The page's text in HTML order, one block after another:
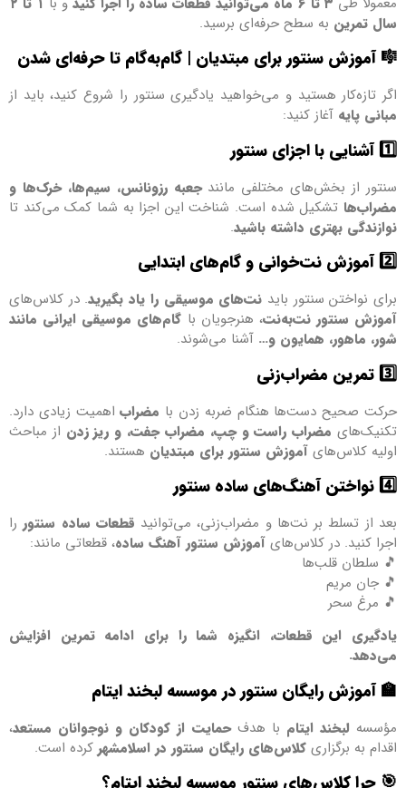
سال تمرین به سطح حرفه‌ای برسید.
🎼آموزش سنتور برای مبتدیان | گام‌به‌گام تا حرفه‌ای شدن
اگر تازه‌کار هستید و می‌خواهید یادگیری سنتور را شروع کنید، باید از
مبانی پایه آغاز کنید:
1️⃣ آشنایی با اجزای سنتور
سنتور از بخش‌های مختلفی مانندجعبه رزونانس، سیم‌ها، خرک‌ها و
مضراب‌ها تشکیل شده است. شناخت این اجزا به شما کمک می‌کند تا
نوازندگی بهتری داشته باشید.
2️⃣ آموزش نت‌خوانی و گام‌های ابتدایی
برای نواختن سنتور باید نت‌های موسیقی را یاد بگیرید. در کلاس‌های
آموزش سنتور نت‌به‌نت، هنرجویان با گام‌های موسیقی ایرانی مانند
شور، ماهور، همایون و… آشنا می‌شوند.
3️⃣ تمرین مضراب‌زنی
حرکت صحیح دست‌ها هنگام ضربه زدن با مضراباهمیت زیادی دارد.
تکنیک‌های مضراب راست و چپ، مضراب جفت، و ریز زدن از مباحث
اولیه کلاس‌های آموزش سنتور برای مبتدیان هستند.
4️⃣ نواختن آهنگ‌های ساده سنتور
بعد از تسلط بر نت‌ها و مضراب‌زنی، می‌توانید قطعات ساده سنتوررا
اجرا کنید. در کلاس‌های آموزش سنتور آهنگ ساده، قطعاتی مانند:
🎵 سلطان قلب‌ها
🎵 جان مریم
🎵 مرغ سحر
یادگیری این قطعات، انگیزه شما را برای ادامه تمرین افزایش
می‌دهد.
🏫آموزش رایگان سنتور در موسسه لبخند ایتام
مؤسسه لبخند ایتام با هدفحمایت از کودکان و نوجوانان مستعد،
اقدام به برگزاری کلاس‌های رایگان سنتور در اسلامشهر کرده است.
🎯 چرا کلاس‌های سنتور موسسه لبخند ایتام؟